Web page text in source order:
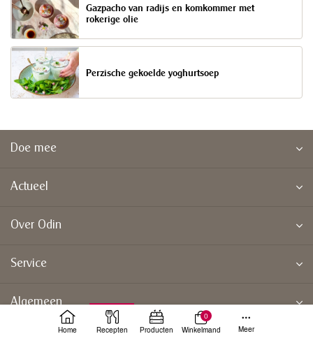
Gazpacho van radijs en komkommer met
rokerige olie
Perzische gekoelde yoghurtsoep
Doe mee
Actueel
Over Odin
Service
Algemeen
Home Recepten Producten
0
Winkelmand
Meer